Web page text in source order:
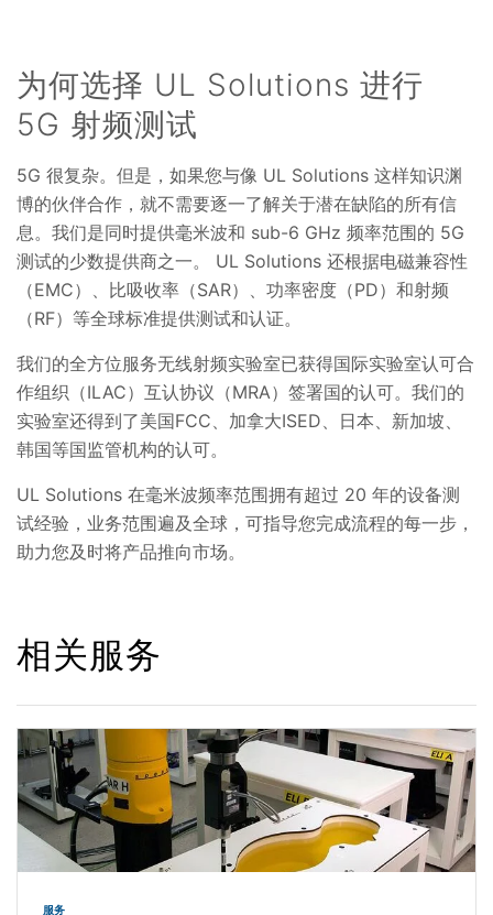
为何选择 UL Solutions 进行
5G 射频测试
5G 很复杂。但是，如果您与像 UL Solutions 这样知识渊
博的伙伴合作，就不需要逐一了解关于潜在缺陷的所有信
息。我们是同时提供毫米波和 sub-6 GHz 频率范围的 5G
测试的少数提供商之一。 UL Solutions 还根据电磁兼容性
（EMC）、比吸收率（SAR）、功率密度（PD）和射频
（RF）等全球标准提供测试和认证。
我们的全方位服务无线射频实验室已获得国际实验室认可合
作组织（ILAC）互认协议（MRA）签署国的认可。我们的
实验室还得到了美国FCC、加拿大ISED、日本、新加坡、
韩国等国监管机构的认可。
UL Solutions 在毫米波频率范围拥有超过 20 年的设备测
试经验，业务范围遍及全球，可指导您完成流程的每一步，
助力您及时将产品推向市场。
相关服务
服务